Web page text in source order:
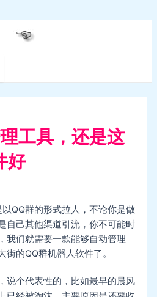
工具，还是这
好
QQ群的形式拉人，不论你是做
自己其他渠道引流，你不可能时
我们就需要一款能够自动管理
街的QQ群机器人软件了。
说个代表性的，比如最早的晨风